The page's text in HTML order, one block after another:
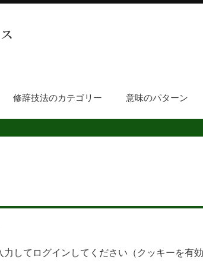
修辞技法のカテゴリー 意味のパターン
してログインしてください（クッキーを有